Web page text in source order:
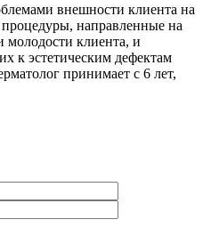
внешности клиента на
направленные на
молодости клиента, и
к эстетическим дефектам
принимает с 6 лет,